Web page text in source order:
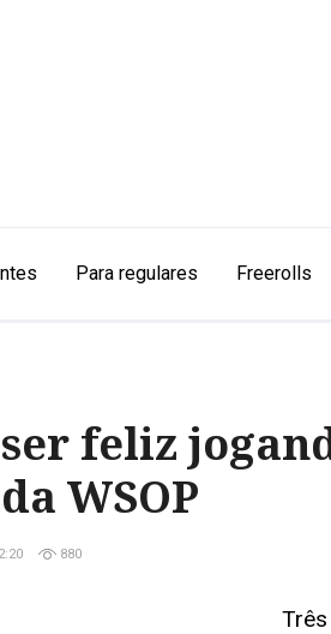
Para regulares Freerolls
feliz
WSOP
880